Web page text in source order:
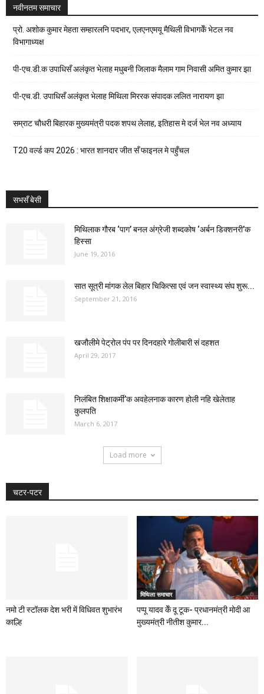
नवीनतम समाचार
प्रो. अशोक कुमार मेहता सम्हारलनि पदभार, एलएनएमयू मैथिली विभागकेँ भेटल नव
विभागाध्यक्ष
पी-एच.डी.क उपाधिसँ अलंकृत भेलाह मधुबनी जिलाक मैलाम गाम निवासी अमित कुमार झा
पी-एच.डी. उपाधिसँ अलंकृत भेलाह मिथिला मिररक संपादक ललित नारायण झा
सम्राट चौधरी बिहारक मुख्यमंत्री पदक शपथ लेलाह, इतिहास मे दर्ज भेल नव अध्याय
T20 वर्ल्ड कप 2026 : भारत शानदार जीत सँ फाइनल मे पहुँचल
सभसँ बेसी
मिथिलाक गौरब ‘पाग’ बनल अंग्रेजी शब्दकोष ‘अर्बन डिक्शनरी’क
हिस्सा
June 19, 2016
सात सूत्री मांगक लेल बिहार चिकित्सा एवं जन स्वास्थ्य संघ शुरू...
September 21, 2016
खजौलीमे पेट्रोल पंप पर दिनदहारे गोलीबारी सं दहशत
April 29, 2017
निलंबित शिक्षाकर्मी’क अवहेलनाक कारण होली नहि खेलेताह
कुलपति
March 6, 2017
Load more
चटर-पटर
नमो टी स्टॉलक देश भरी में विधिवत शुभारंभ
काल्हि
मिथिला समाचार
पप्पू यादव केँ दू टूक- प्रधानमंत्री मोदी आ
मुख्यमंत्री नीतीश कुमार...